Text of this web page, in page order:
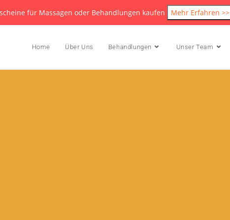
für Massagen oder Behandlungen kaufen Mehr Erfahren >>
Home Über Uns Behandlungen Unser Team